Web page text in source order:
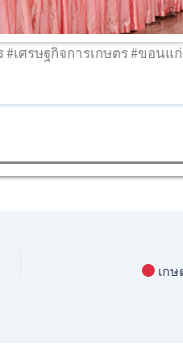
เศรษฐกิจการเกษตร #ขอนแ
เกษตร